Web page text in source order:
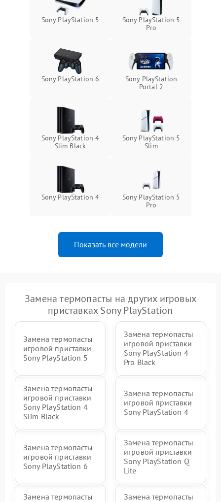
Sony PlayStation 5
Sony PlayStation 5
Pro
Sony PlayStation 6
Sony PlayStation
Portal 2
Sony PlayStation 4
Slim Black
Sony PlayStation 5
Slim
Sony PlayStation 4
Sony PlayStation 5
Pro
Показать все модели
Замена термопасты на других игровых
приставках Sony PlayStation
Замена термопасты
игровой приставки
Sony PlayStation 5
Замена термопасты
игровой приставки
Sony PlayStation 4
Pro Black
Замена термопасты
игровой приставки
Sony PlayStation 4
Slim Black
Замена термопасты
игровой приставки
Sony PlayStation 4
Замена термопасты
игровой приставки
Sony PlayStation 6
Замена термопасты
игровой приставки
Sony PlayStation Q
Lite
Замена термопасты
Замена термопасты